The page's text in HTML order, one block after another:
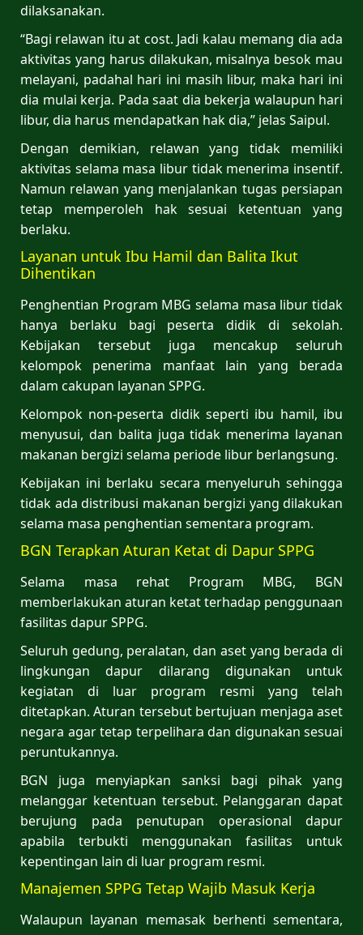
dilaksanakan.
“Bagi relawan itu at cost. Jadi kalau memang dia ada
aktivitas yang harus dilakukan, misalnya besok mau
melayani, padahal hari ini masih libur, maka hari ini
dia mulai kerja. Pada saat dia bekerja walaupun hari
libur, dia harus mendapatkan hak dia,” jelas Saipul.
Dengan demikian, relawan yang tidak memiliki
aktivitas selama masa libur tidak menerima insentif.
Namun relawan yang menjalankan tugas persiapan
tetap memperoleh hak sesuai ketentuan yang
berlaku.
Layanan untuk Ibu Hamil dan Balita Ikut
Dihentikan
Penghentian Program MBG selama masa libur tidak
hanya berlaku bagi peserta didik di sekolah.
Kebijakan tersebut juga mencakup seluruh
kelompok penerima manfaat lain yang berada
dalam cakupan layanan SPPG.
Kelompok non-peserta didik seperti ibu hamil, ibu
menyusui, dan balita juga tidak menerima layanan
makanan bergizi selama periode libur berlangsung.
Kebijakan ini berlaku secara menyeluruh sehingga
tidak ada distribusi makanan bergizi yang dilakukan
selama masa penghentian sementara program.
BGN Terapkan Aturan Ketat di Dapur SPPG
Selama masa rehat Program MBG, BGN
memberlakukan aturan ketat terhadap penggunaan
fasilitas dapur SPPG.
Seluruh gedung, peralatan, dan aset yang berada di
lingkungan dapur dilarang digunakan untuk
kegiatan di luar program resmi yang telah
ditetapkan. Aturan tersebut bertujuan menjaga aset
negara agar tetap terpelihara dan digunakan sesuai
peruntukannya.
BGN juga menyiapkan sanksi bagi pihak yang
melanggar ketentuan tersebut. Pelanggaran dapat
berujung pada penutupan operasional dapur
apabila terbukti menggunakan fasilitas untuk
kepentingan lain di luar program resmi.
Manajemen SPPG Tetap Wajib Masuk Kerja
Walaupun layanan memasak berhenti sementara,